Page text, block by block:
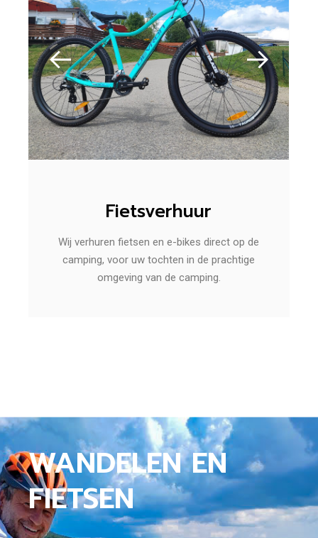
Fietsverhuur
Wij verhuren fietsen en e-bikes direct op de
camping, voor uw tochten in de prachtige
omgeving van de camping.
WANDELEN EN
FIETSEN